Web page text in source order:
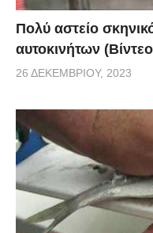
Πολύ αστείο
αυτοκινήτων
26 ΔΕΚΕΜΒΡΊΟΥ, 2023